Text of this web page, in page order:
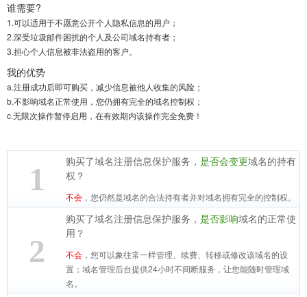
谁需要?
1.可以适用于不愿意公开个人隐私信息的用户；
2.深受垃圾邮件困扰的个人及公司域名持有者；
3.担心个人信息被非法盗用的客户。
我的优势
a.注册成功后即可购买，减少信息被他人收集的风险；
b.不影响域名正常使用，您仍拥有完全的域名控制权；
c.无限次操作暂停启用，在有效期内该操作完全免费！
1 购买了域名注册信息保护服务， 是否会变更域名的持有
权？
不会 ，您仍然是域名的合法持有者并对域名拥有完全的控制权。
2
购买了域名注册信息保护服务， 是否影响域名的正常使
用？
不会 ，您可以象往常一样管理、续费、转移或修改该域名的设
置；域名管理后台提供24小时不间断服务，让您能随时管理域
名。